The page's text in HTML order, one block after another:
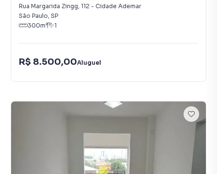
Rua Margarida Zingg, 112 - Cidade Ademar
São Paulo, SP
300m² 1
R$ 8.500,00Aluguel